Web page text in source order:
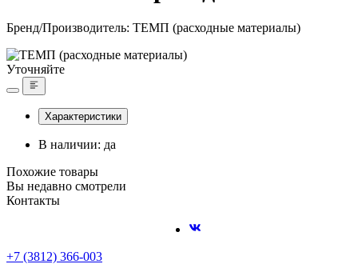
Бренд/Производитель: ТЕМП (расходные материалы)
Уточняйте
Характеристики
В наличии: да
Похожие товары
Вы недавно смотрели
Контакты
+7 (3812) 366-003